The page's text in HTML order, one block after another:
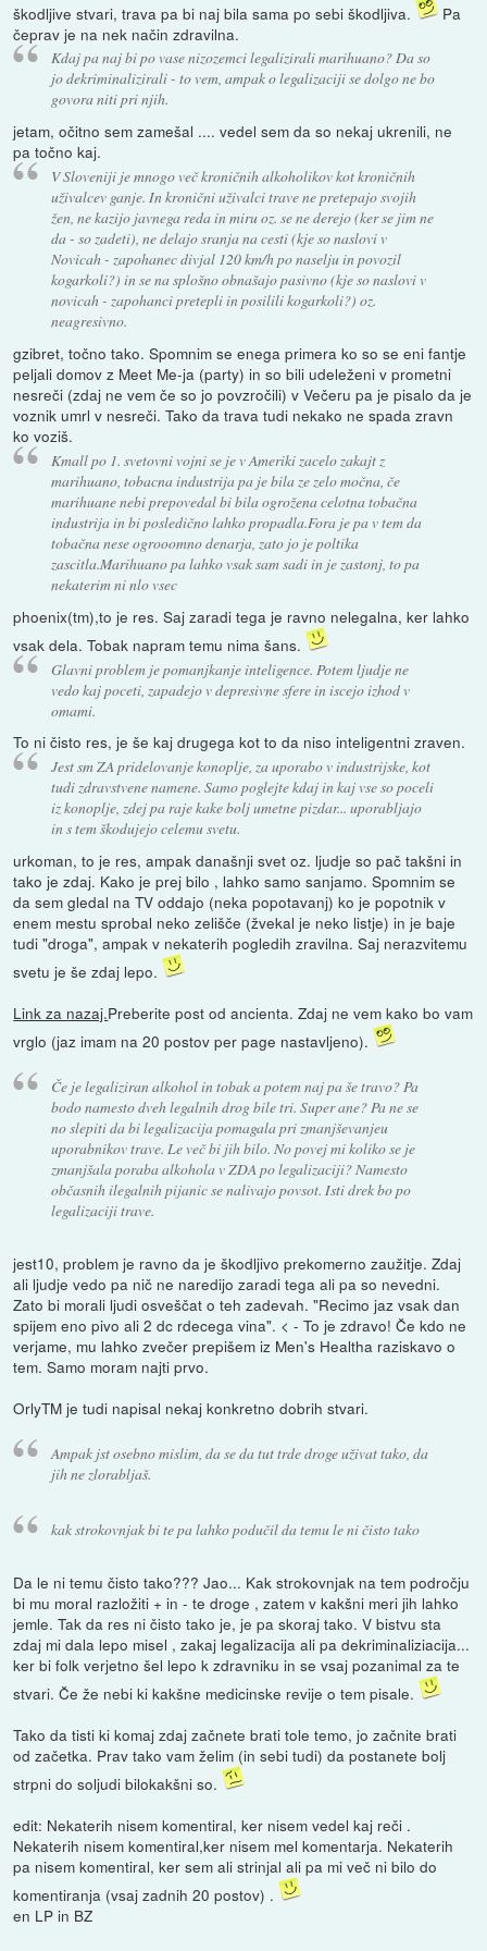
škodljive stvari, trava pa bi naj bila sama po sebi škodljiva.
Pa
čeprav je na nek način zdravilna.
Kdaj pa naj bi po vase nizozemci legalizirali marihuano? Da so
jo dekriminalizirali - to vem, ampak o legalizaciji se dolgo ne bo
govora niti pri njih.
jetam, očitno sem zamešal .... vedel sem da so nekaj ukrenili, ne
pa točno kaj.
V Sloveniji je mnogo več kroničnih alkoholikov kot kroničnih
uživalcev ganje. In kronični uživalci trave ne pretepajo svojih
žen, ne kazijo javnega reda in miru oz. se ne derejo (ker se jim ne
da - so zadeti), ne delajo sranja na cesti (kje so naslovi v
Novicah - zapohanec divjal 120 km/h po naselju in povozil
kogarkoli?) in se na splošno obnašajo pasivno (kje so naslovi v
novicah - zapohanci pretepli in posilili kogarkoli?) oz.
neagresivno.
gzibret, točno tako. Spomnim se enega primera ko so se eni fantje
peljali domov z Meet Me-ja (party) in so bili udeleženi v prometni
nesreči (zdaj ne vem če so jo povzročili) v Večeru pa je pisalo da je
voznik umrl v nesreči. Tako da trava tudi nekako ne spada zravn
ko voziš.
Kmall po 1. svetovni vojni se je v Ameriki zacelo zakajt z
marihuano, tobacna industrija pa je bila ze zelo močna, če
marihuane nebi prepovedal bi bila ogrožena celotna tobačna
industrija in bi posledično lahko propadla.Fora je pa v tem da
tobačna nese ogrooomno denarja, zato jo je poltika
zascitla.Marihuano pa lahko vsak sam sadi in je zastonj, to pa
nekaterim ni nlo vsec
phoenix(tm),to je res. Saj zaradi tega je ravno nelegalna, ker lahko
vsak dela. Tobak napram temu nima šans.
Glavni problem je pomanjkanje inteligence. Potem ljudje ne
vedo kaj poceti, zapadejo v depresivne sfere in iscejo izhod v
omami.
To ni čisto res, je še kaj drugega kot to da niso inteligentni zraven.
Jest sm ZA pridelovanje konoplje, za uporabo v industrijske, kot
tudi zdravstvene namene. Samo poglejte kdaj in kaj vse so poceli
iz konoplje, zdej pa raje kake bolj umetne pizdar... uporabljajo
in s tem škodujejo celemu svetu.
urkoman, to je res, ampak današnji svet oz. ljudje so pač takšni in
tako je zdaj. Kako je prej bilo , lahko samo sanjamo. Spomnim se
da sem gledal na TV oddajo (neka popotavanj) ko je popotnik v
enem mestu sprobal neko zelišče (žvekal je neko listje) in je baje
tudi "droga", ampak v nekaterih pogledih zravilna. Saj nerazvitemu
svetu je še zdaj lepo.
Link za nazaj.Preberite post od ancienta. Zdaj ne vem kako bo vam
vrglo (jaz imam na 20 postov per page nastavljeno).
Če je legaliziran alkohol in tobak a potem naj pa še travo? Pa
bodo namesto dveh legalnih drog bile tri. Super ane? Pa ne se
no slepiti da bi legalizacija pomagala pri zmanjševanjeu
uporabnikov trave. Le več bi jih bilo. No povej mi koliko se je
zmanjšala poraba alkohola v ZDA po legalizaciji? Namesto
občasnih ilegalnih pijanic se nalivajo povsot. Isti drek bo po
legalizaciji trave.
jest10, problem je ravno da je škodljivo prekomerno zaužitje. Zdaj
ali ljudje vedo pa nič ne naredijo zaradi tega ali pa so nevedni.
Zato bi morali ljudi osveščat o teh zadevah. "Recimo jaz vsak dan
spijem eno pivo ali 2 dc rdecega vina". < - To je zdravo! Če kdo ne
verjame, mu lahko zvečer prepišem iz Men's Healtha raziskavo o
tem. Samo moram najti prvo.
OrlyTM je tudi napisal nekaj konkretno dobrih stvari.
Ampak jst osebno mislim, da se da tut trde droge uživat tako, da
jih ne zlorabljaš.
kak strokovnjak bi te pa lahko podučil da temu le ni čisto tako
Da le ni temu čisto tako??? Jao... Kak strokovnjak na tem področju
bi mu moral razložiti + in - te droge , zatem v kakšni meri jih lahko
jemle. Tak da res ni čisto tako je, je pa skoraj tako. V bistvu sta
zdaj mi dala lepo misel , zakaj legalizacija ali pa dekriminaliziacija...
ker bi folk verjetno šel lepo k zdravniku in se vsaj pozanimal za te
stvari. Če že nebi ki kakšne medicinske revije o tem pisale.
Tako da tisti ki komaj zdaj začnete brati tole temo, jo začnite brati
od začetka. Prav tako vam želim (in sebi tudi) da postanete bolj
strpni do soljudi bilokakšni so.
edit: Nekaterih nisem komentiral, ker nisem vedel kaj reči .
Nekaterih nisem komentiral,ker nisem mel komentarja. Nekaterih
pa nisem komentiral, ker sem ali strinjal ali pa mi več ni bilo do
komentiranja (vsaj zadnih 20 postov) .
en LP in BZ